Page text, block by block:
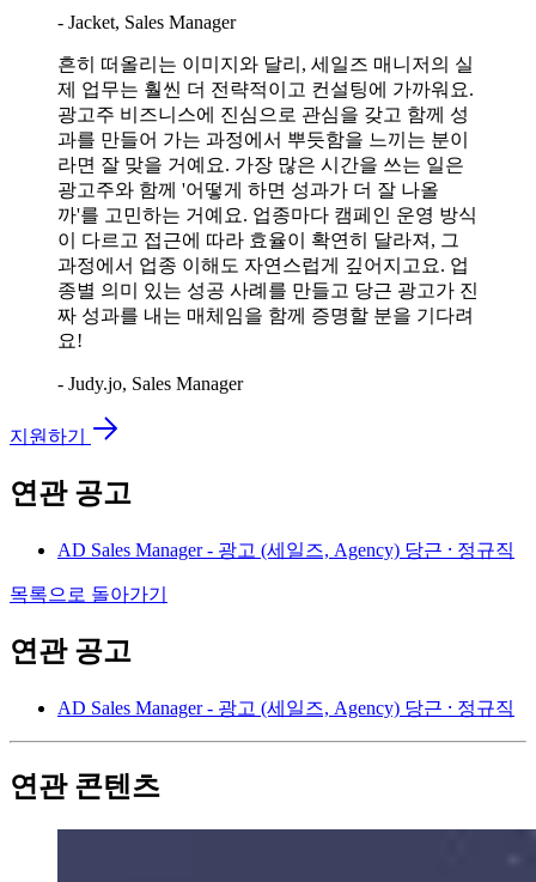
- Jacket, Sales Manager
흔히 떠올리는 이미지와 달리, 세일즈 매니저의 실
제 업무는 훨씬 더 전략적이고 컨설팅에 가까워요.
광고주 비즈니스에 진심으로 관심을 갖고 함께 성
과를 만들어 가는 과정에서 뿌듯함을 느끼는 분이
라면 잘 맞을 거예요. 가장 많은 시간을 쓰는 일은
광고주와 함께 '어떻게 하면 성과가 더 잘 나올
까'를 고민하는 거예요. 업종마다 캠페인 운영 방식
이 다르고 접근에 따라 효율이 확연히 달라져, 그
과정에서 업종 이해도 자연스럽게 깊어지고요. 업
종별 의미 있는 성공 사례를 만들고 당근 광고가 진
짜 성과를 내는 매체임을 함께 증명할 분을 기다려
요!
- Judy.jo, Sales Manager
지원하기
연관 공고
AD Sales Manager - 광고 (세일즈, Agency) 당근 ⸱ 정규직
목록으로 돌아가기
연관 공고
AD Sales Manager - 광고 (세일즈, Agency) 당근 ⸱ 정규직
연관 콘텐츠